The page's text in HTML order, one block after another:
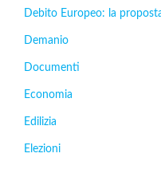
Debito Europeo: la
Demanio
Documenti
Economia
Edilizia
Elezioni